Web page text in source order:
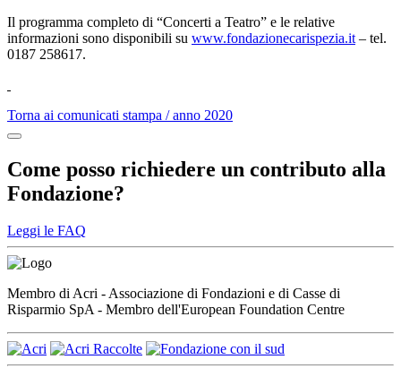
Il programma completo di “Concerti a Teatro” e le relative
informazioni sono disponibili su www.fondazionecarispezia.it – tel.
0187 258617.
Torna ai comunicati stampa / anno 2020
Come posso richiedere un contributo alla
Fondazione?
Leggi le FAQ
Membro di Acri - Associazione di Fondazioni e di Casse di
Risparmio SpA - Membro dell'European Foundation Centre